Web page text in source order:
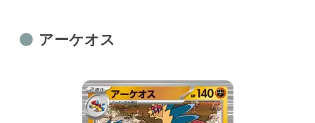
アーケオス